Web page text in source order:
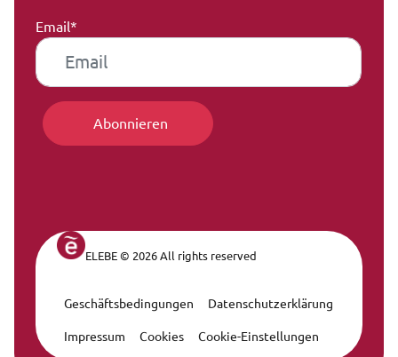
Email*
ELEBE © 2026 All rights reserved
Geschäftsbedingungen Datenschutzerklärung
Impressum Cookies Cookie-Einstellungen